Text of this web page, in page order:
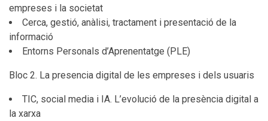
empreses i la societat
Cerca, gestió, anàlisi, tractament i presentació de la
informació
Entorns Personals d’Aprenentatge (PLE)
Bloc 2. La presencia digital de les empreses i dels usuaris
TIC, social media i IA. L’evolució de la presència digital a
la xarxa